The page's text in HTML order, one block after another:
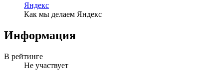
Яндекс
Как мы делаем Яндекс
Информация
В рейтинге
Не участвует